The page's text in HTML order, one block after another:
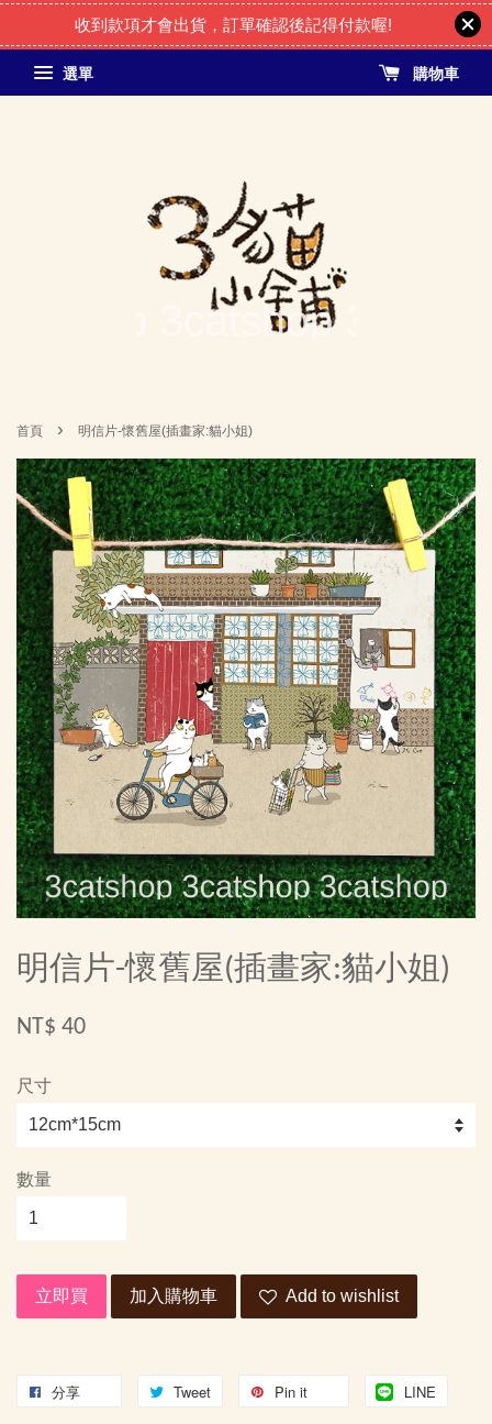
收到款項才會出貨，訂單確認後記得付款喔!
選單 購物車
首頁 › 明信片-懷舊屋(插畫家:貓小姐)
明信片-懷舊屋(插畫家:貓小姐)
NT$ 40
尺寸
數量
立即買 加入購物車 Add to wishlist
分享 Tweet Pin it LINE